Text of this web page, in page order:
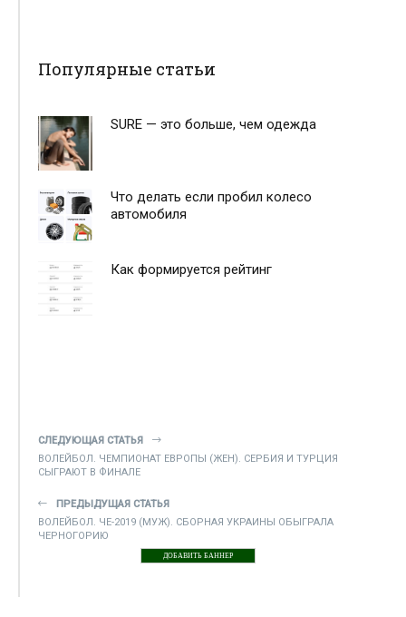
Популярные статьи
SURE — это больше, чем одежда
Что делать если пробил колесо
автомобиля
Как формируется рейтинг
СЛЕДУЮЩАЯ СТАТЬЯ
ВОЛЕЙБОЛ. ЧЕМПИОНАТ ЕВРОПЫ (ЖЕН). СЕРБИЯ И ТУРЦИЯ
СЫГРАЮТ В ФИНАЛЕ
ПРЕДЫДУЩАЯ СТАТЬЯ
ВОЛЕЙБОЛ. ЧЕ-2019 (МУЖ). СБОРНАЯ УКРАИНЫ ОБЫГРАЛА
ЧЕРНОГОРИЮ
ДОБАВИТЬ БАННЕР